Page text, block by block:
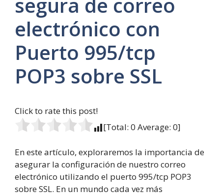
electrónico con
Puerto 995/tcp
POP3 sobre SSL
Click to rate this post!
[Total: 0 Average: 0]
En este artículo, exploraremos la importancia de
asegurar la configuración de nuestro correo
electrónico utilizando el puerto 995/tcp POP3
sobre SSL. En un mundo cada vez más